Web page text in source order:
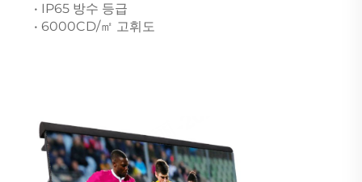
• IP65 방수 등급
• 6000CD/㎡ 고휘도